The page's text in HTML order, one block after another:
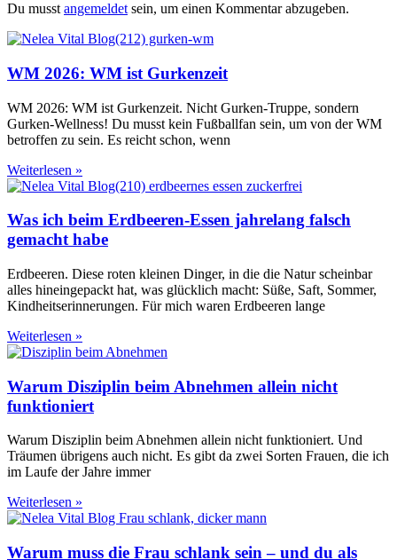
Du musst angemeldet sein, um einen Kommentar abzugeben.
WM 2026: WM ist Gurkenzeit
WM 2026: WM ist Gurkenzeit. Nicht Gurken-Truppe, sondern
Gurken-Wellness! Du musst kein Fußballfan sein, um von der WM
betroffen zu sein. Es reicht schon, wenn
Weiterlesen »
Was ich beim Erdbeeren-Essen jahrelang falsch
gemacht habe
Erdbeeren. Diese roten kleinen Dinger, in die die Natur scheinbar
alles hineingepackt hat, was glücklich macht: Süße, Saft, Sommer,
Kindheitserinnerungen. Für mich waren Erdbeeren lange
Weiterlesen »
Warum Disziplin beim Abnehmen allein nicht
funktioniert
Warum Disziplin beim Abnehmen allein nicht funktioniert. Und
Träumen übrigens auch nicht. Es gibt da zwei Sorten Frauen, die ich
im Laufe der Jahre immer
Weiterlesen »
Warum muss die Frau schlank sein – und du als